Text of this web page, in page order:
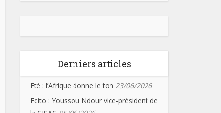
Derniers articles
Eté : l’Afrique donne le ton 23/06/2026
Edito : Youssou Ndour vice-président de